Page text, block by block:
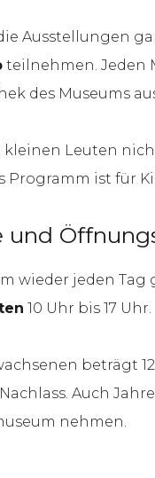
Ausstellungen
teilnehmen. Jeden
des Museums
kleinen Leuten
Programm ist für
und
wieder jeden
10 Uhr bis 17 Uhr.
beträgt
Auch
nehmen.